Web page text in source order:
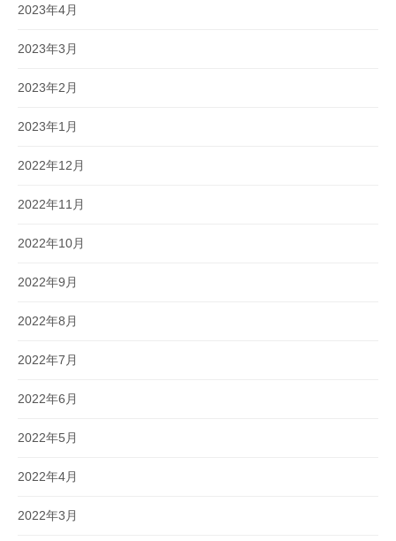
2023年4月
2023年3月
2023年2月
2023年1月
2022年12月
2022年11月
2022年10月
2022年9月
2022年8月
2022年7月
2022年6月
2022年5月
2022年4月
2022年3月